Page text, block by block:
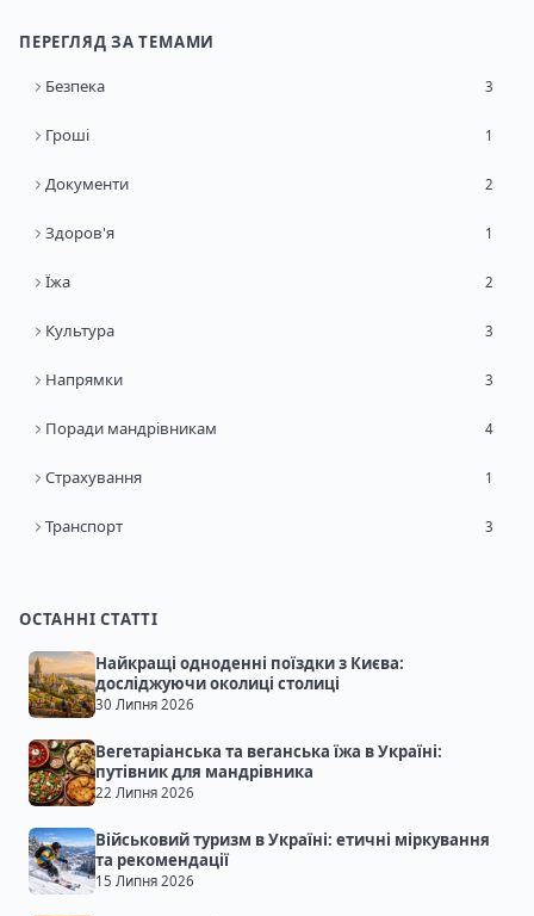
ПЕРЕГЛЯД ЗА ТЕМАМИ
Безпека 3
Гроші 1
Документи 2
Здоров'я 1
Їжа 2
Культура 3
Напрямки 3
Поради мандрівникам 4
Страхування 1
Транспорт 3
ОСТАННІ СТАТТІ
Найкращі одноденні поїздки з Києва:
досліджуючи околиці столиці
30 Липня 2026
Вегетаріанська та веганська їжа в Україні:
путівник для мандрівника
22 Липня 2026
Військовий туризм в Україні: етичні міркування
та рекомендації
15 Липня 2026